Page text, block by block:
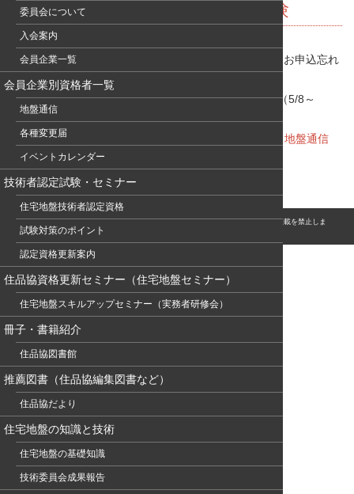
委員会について
入会案内
会員企業一覧
会員企業別資格者一覧
地盤通信
各種変更届
イベントカレンダー
技術者認定試験・セミナー
住宅地盤技術者認定資格
試験対策のポイント
認定資格更新案内
住品協資格更新セミナー（住宅地盤セミナー）
住宅地盤スキルアップセミナー（実務者研修会）
冊子・書籍紹介
住品協図書館
推薦図書（住品協編集図書など）
住品協だより
住宅地盤の知識と技術
住宅地盤の基礎知識
技術委員会成果報告
ナー再案内&地盤品質判定士検定試験
2020年夏開催 住宅地盤スキルアルプセミナー
再案内 お申込忘れ
はありませんか？ 締切は5/29までです。
地盤品質判定士検定試験の受験申込が始まりました。（5/8～
6/25）
詳細は、地盤品質判定士協議会HP
地盤通信
335
© このホームページの著作権は、NPO 住宅地盤品質協会に属します。無断転用・転載を禁止しま
す。